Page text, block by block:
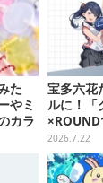
た
やミ
カラ
発
宝多六花
ルに！「
開催決定
施
2026.7.22